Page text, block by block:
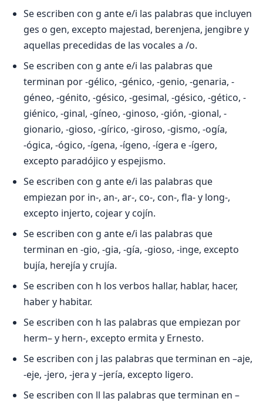
Se escriben con g ante e/i las palabras que incluyen
ges o gen, excepto majestad, berenjena, jengibre y
aquellas precedidas de las vocales a /o.
Se escriben con g ante e/i las palabras que
terminan por -gélico, -génico, -genio, -genaria, -
géneo, -génito, -gésico, -gesimal, -gésico, -gético, -
giénico, -ginal, -gíneo, -ginoso, -gión, -gional, -
gionario, -gioso, -gírico, -giroso, -gismo, -ogía,
-ógica, -ógico, -ígena, -ígeno, -ígera e -ígero,
excepto paradójico y espejismo.
Se escriben con g ante e/i las palabras que
empiezan por in-, an-, ar-, co-, con-, fla- y long-,
excepto injerto, cojear y cojín.
Se escriben con g ante e/i las palabras que
terminan en -gio, -gia, -gía, -gioso, -inge, excepto
bujía, herejía y crujía.
Se escriben con h los verbos hallar, hablar, hacer,
haber y habitar.
Se escriben con h las palabras que empiezan por
herm– y hern-, excepto ermita y Ernesto.
Se escriben con j las palabras que terminan en –aje,
-eje, -jero, -jera y –jería, excepto ligero.
Se escriben con ll las palabras que terminan en –